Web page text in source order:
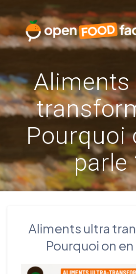
to
content
Pourquoi
parle
Aliments ultra
Pourquoi on en